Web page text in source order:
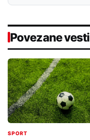
Povezane vesti
SPORT